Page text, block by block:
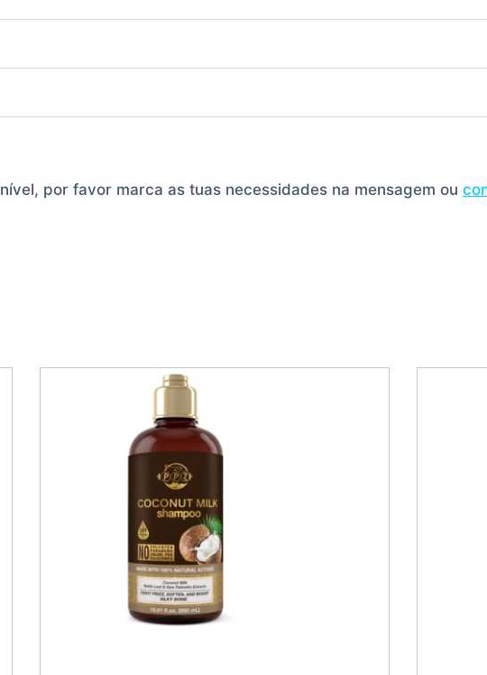
por favor marca as tuas necessidades na mensagem ou